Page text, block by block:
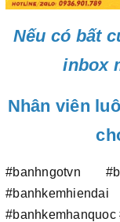
Nếu có bất
inbox
Nhân viên
#banhngotvn